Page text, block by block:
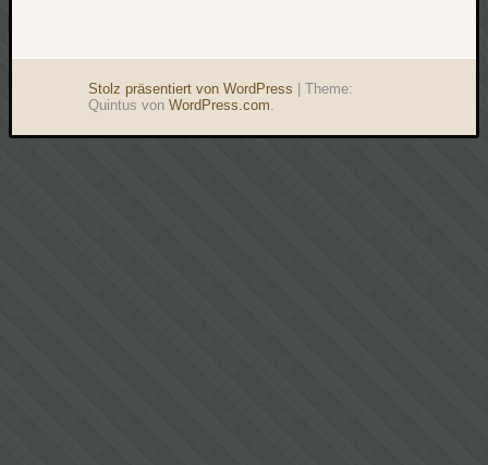
Stolz präsentiert von WordPress
Theme:
Quintus von WordPress.com.